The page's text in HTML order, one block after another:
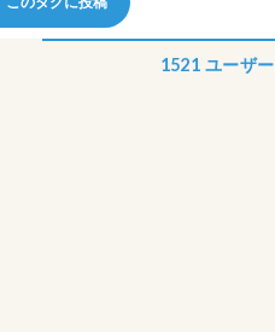
1521 ユーザー